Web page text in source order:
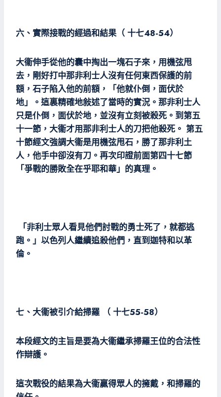
六、實際接戰的經過和結果（ 十七48-54）
大衞伸手從他的囊中掏出一塊石子來，用機弦甩
去，剛好打中那非利士人沒有任何東西保護的前
額，石子陷入他的前額，「他就仆倒，面伏於
地」。這裏精確地敍述了當時的實況。那非利士人
只是仆倒，面伏於地，並沒有立刻被殺死。到第五
十一節，大衞才用那非利士人的刀把他殺死。 第五
十節經文強調大衞是用機弦甩石，勝了那非利土
人，他手中卻沒有刀。再次印證前面第四十七節
「爭戰的勝敗全在乎耶和華」的真理。
「非利士眾人看見他們討戰的勇士死了，就都逃
跑。」以色列人繼續追殺他們，直到迦特和以革
倫。
七、大衞被引介給掃羅 （ 十七55-58）
本段經文的主旨是要為大衞繼承掃羅王位的合法性
作辯護。
這次戰役的結果為大衞贏得眾人的擁戴，和掃羅的